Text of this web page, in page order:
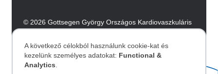
© 2026 Gottsegen György Országos Kardiovaszkuláris
Intézet. Minden jog fenntartva.
Személyes
A következő célokból használunk cookie-kat és
kezelünk személyes adatokat: Functional &
Analytics